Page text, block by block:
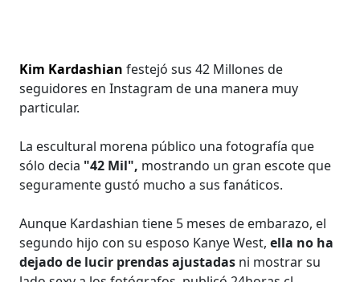
Kim Kardashian festejó sus 42 Millones de
seguidores en Instagram de una manera muy
particular.
La escultural morena público una fotografía que
sólo decia "42 Mil", mostrando un gran escote que
seguramente gustó mucho a sus fanáticos.
Aunque Kardashian tiene 5 meses de embarazo, el
segundo hijo con su esposo Kanye West,ella no ha
dejado de lucir prendas ajustadas ni mostrar su